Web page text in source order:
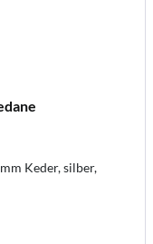
Keder, silber,